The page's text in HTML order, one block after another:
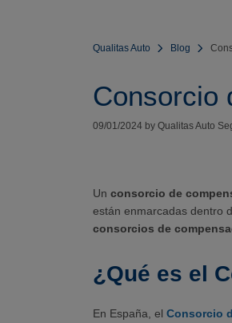
Qualitas Auto Blog
Consorcio
09/01/2024 by Qualitas Auto
Un consorcio de
están enmarcadas dentro
consorcios de
¿Qué es el
En España, el Consorcio